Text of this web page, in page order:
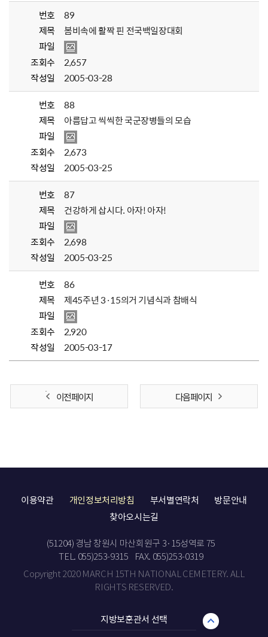
번호
89
제목
봄비속에 활짝 핀 전국백일장대회
파일
조회수
2,657
작성일
2005-03-28
번호
88
제목
아름답고 씩씩한 국군장병들의 모습
파일
조회수
2,673
작성일
2005-03-25
번호
87
제목
건강하게 삽시다. 아자! 아자!
파일
조회수
2,698
작성일
2005-03-25
번호
86
제목
제45주년 3·15의거 기념식과 참배식
파일
조회수
2,920
작성일
2005-03-17
이전 페이지 다음 페이지
이용약관 개인정보처리방침 부서별연락처
방문안내
찾아오시는길
(51204) 경남 창원시 마산회원구 3·15성역로 75
TEL. 055)253-9315
FAX. 055)253-0319
Copyright 2020 MARCH 15TH NATIONAL CEMETERY. ALL
RIGHTS RESERVED.
지방보훈관서 선택